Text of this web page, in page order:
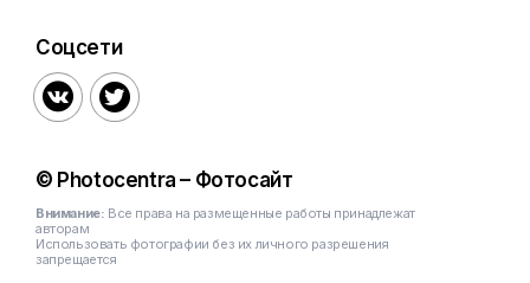
Соцсети
 
© Photocentra – Фотосайт
Внимание: Все права на размещенные работы принадлежат
авторам
Использовать фотографии без их личного разрешения
запрещается